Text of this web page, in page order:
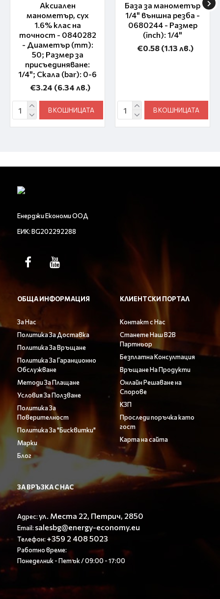
Аксиален
манометър, сух
1.6% клас на
точност - 0840282
- Диаметър (mm):
50; Размер за
присъединяване:
1/4"; Скала (bar): 0-6
€3.24 (6.34 лв.)
В КОШНИЦАТА
База за манометър
1/4" външна резба -
0680244 - Размер
(inch): 1/4"
€0.58 (1.13 лв.)
В КОШНИЦАТА
Енерджи Економи ООД
ЕИК: BG202292288
ОБЩА ИНФОРМАЦИЯ
За Нас
Политика За Доставка
Политика За Връщане
Политика За Гаранционно
Обслужване
Методи За Плащане
Условия За Ползване
Политика За
Поверителност
Политика За "Бисквитки"
Марки
Блог
КЛИЕНТСКИ ПОРТАЛ
Контакт с Нас
Станете Наш B2B
Партньор
Безплатна Консултация
Връщане На Продукти
Онлайн Решаване на
Спорове
КЗП
Проследи поръчка като
гост
Карта на сайта
ЗА ВРЪЗКА С НАС
Адрес:ул. Места 22, Петрич, 2850
Email: salesbg@energy-economy.eu
Телефон: +359 2 408 5023
Работно време:
Понеделник - Петък / 09:00 - 17:00